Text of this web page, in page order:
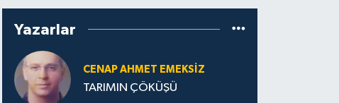
Yazarlar
CENAP AHMET EMEKSİZ
TARIMIN ÇÖKÜŞÜ